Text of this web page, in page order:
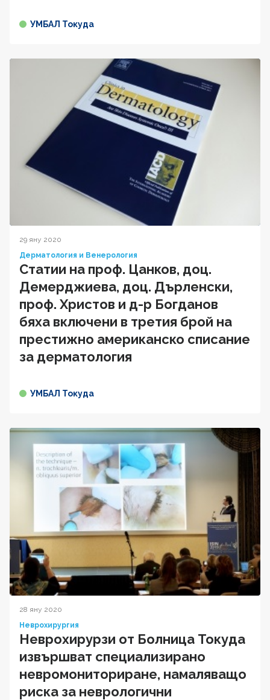
УМБАЛ Токуда
29 яну 2020
Дерматология и Венерология
Статии на проф. Цанков, доц.
Демерджиева, доц. Дърленски,
проф. Христов и д-р Богданов
бяха включени в третия брой на
престижно американско списание
за дерматология
УМБАЛ Токуда
28 яну 2020
Неврохирургия
Неврохирурзи от Болница Токуда
извършват специализирано
невромониториране, намаляващо
риска за неврологични